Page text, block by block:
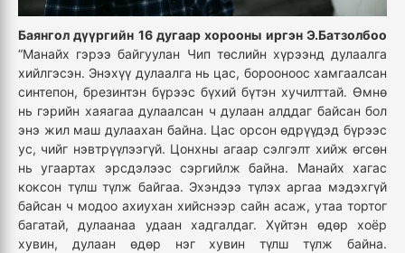
Баянгол дүүргийн 16 дугаар хорооны иргэн Э.Батзолбоо
“Манайх гэрээ байгуулан Чип төслийн хүрээнд дулаалга
хийлгэсэн. Энэхүү дулаалга нь цас, борооноос хамгаалсан
синтепон, брезинтэн бүрээс бүхий бүтэн хучилттай. Өмнө
нь гэрийн хаяагаа дулаалсан ч дулаан алддаг байсан бол
энэ жил маш дулаахан байна. Цас орсон өдрүүдэд бүрээс
ус, чийг нэвтрүүлээгүй. Цонхны агаар сэлгэлт хийж өгсөн
нь угаартах эрсдэлээс сэргийлж байна. Манайх хагас
коксон түлш түлж байгаа. Эхэндээ түлэх аргаа мэдэхгүй
байсан ч модоо ахиухан хийснээр сайн асаж, утаа тортог
багатай, дулаанаа удаан хадгалдаг. Хүйтэн өдөр хоёр
хувин, дулаан өдөр нэг хувин түлш түлж байна.